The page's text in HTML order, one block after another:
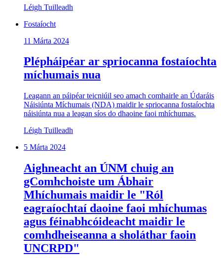
Léigh Tuilleadh
Fostaíocht
11 Márta 2024
Plépháipéar ar spriocanna fostaíochta
míchumais nua
Leagann an páipéar teicniúil seo amach comhairle an Údaráis
Náisiúnta Míchumais (NDA) maidir le spriocanna fostaíochta
náisiúnta nua a leagan síos do dhaoine faoi mhíchumas.
Léigh Tuilleadh
5 Márta 2024
Aighneacht an ÚNM chuig an
gComhchoiste um Ábhair
Mhíchumais maidir le "Ról
eagraíochtaí daoine faoi mhíchumas
agus féinabhcóideacht maidir le
comhdheiseanna a sholáthar faoin
UNCRPD"